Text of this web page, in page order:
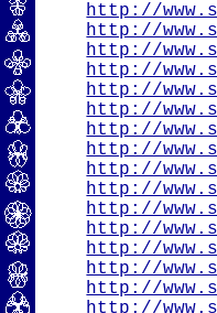
http://
http://
http://
http://
http://
http://
http://
http://
http://
http://
http://
http://
http://
http://
http://
http://